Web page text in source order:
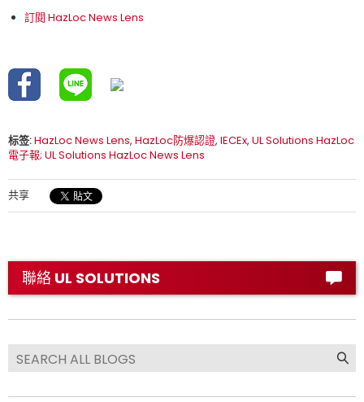
訂閱 HazLoc News Lens
标签:HazLoc News Lens, HazLoc防爆認證, IECEx, UL Solutions HazLoc
電子報; UL Solutions HazLoc News Lens
共享
聯絡 UL SOLUTIONS